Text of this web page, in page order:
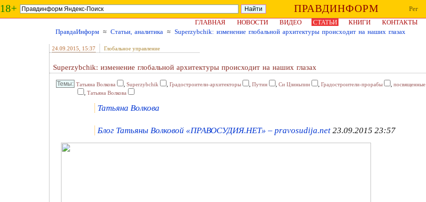
18+ ПРАВДИНФОРМ Рег
ГЛАВНАЯ НОВОСТИ ВИДЕО СТАТЬИ КНИГИ КОНТАКТЫ
ПравдаИнформ ≈ Статьи, аналитика ≈ Superzybchik: изменение глобальной архитектуры происходит на наших глазах
24.09.2015 , 15:37 Глобальное управление
Superzybchik: изменение глобальной архитектуры происходит на наших глазах
Татьяна Волкова , Superzybchik , Градостроители-архитекторы , Путин , Си Цзиньпин , Градостроители-прорабы , посвященные
, Татьяна Волкова
Татьяна Волкова
Блог Татьяны Волковой «ПРАВОСУДИЯ.НЕТ» – pravosudija.net 23.09.2015 23:57